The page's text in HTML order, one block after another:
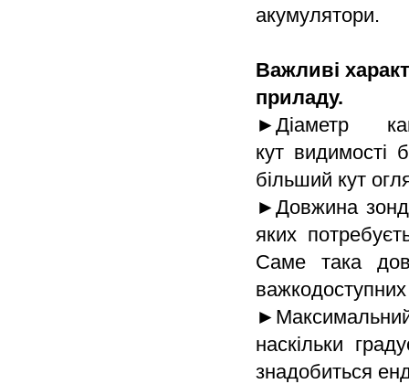
акумулятори.
Важливі
приладу.
►Діаметр
кут видимості
більший кут
►Довжина
яких
Саме така
наскільки
знадобиться